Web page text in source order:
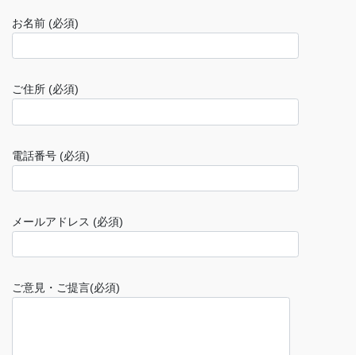
お名前 (必須)
ご住所 (必須)
電話番号 (必須)
メールアドレス (必須)
ご意見・ご提言(必須)